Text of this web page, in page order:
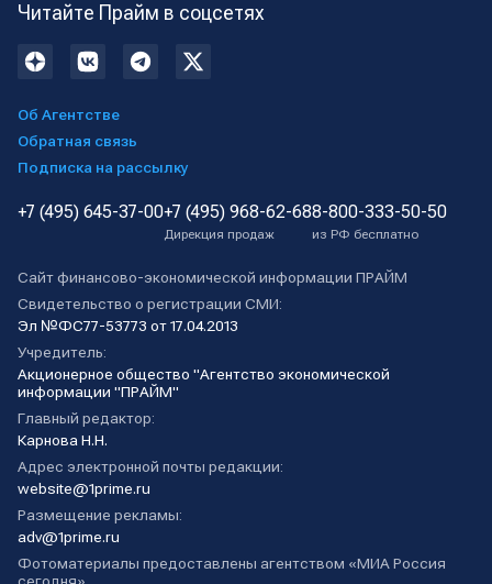
Читайте Прайм в соцсетях
Об Агентстве
Обратная связь
Подписка на рассылку
+7 (495) 645-37-00+7 (495) 968-62-68
Дирекция продаж
8-800-333-50-50
из РФ бесплатно
Сайт финансово-экономической информации ПРАЙМ
Свидетельство о регистрации СМИ:
Эл №ФС77-53773 от 17.04.2013
Учредитель:
Акционерное общество "Агентство экономической
информации "ПРАЙМ"
Главный редактор:
Карнова Н.Н.
Адрес электронной почты редакции:
website@1prime.ru
Размещение рекламы:
adv@1prime.ru
Фотоматериалы предоставлены агентством «МИА Россия